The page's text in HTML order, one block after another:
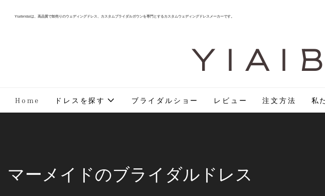
Yiaibridalは、高品質で卸売りのウェディングドレス、カスタムブライダルガウンを専門とするカスタムウェディングドレスメーカーです。
Y I A I
Home ドレスを探す ブライダルショー レビュー 注文方法 私
マーメイドのブライダルドレス